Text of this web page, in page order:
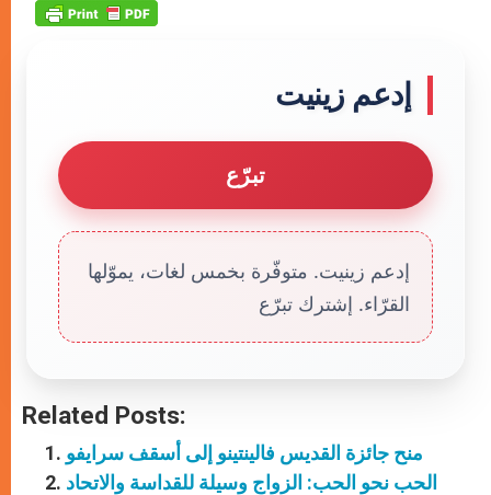
إدعم زينيت
تبرّع
إدعم زينيت. متوفّرة بخمس لغات، يموّلها
القرّاء. إشترك تبرّع
Related Posts:
منح جائزة القديس فالينتينو إلى أسقف سرايفو
الحب نحو الحب: الزواج وسيلة للقداسة والاتحاد